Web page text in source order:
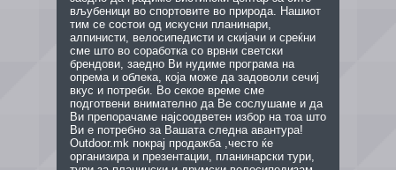
вљубеници во спортовите во природа. Нашиот
тим се состои од искусни планинари,
алпинисти, велосипедисти и скијачи и среќни
сме што во соработка со врвни светски
брендови, заедно Ви нудиме програма на
опрема и облека, која може да задоволи сечиј
вкус и потреби. Во секое време сме
подготвени внимателно да Ве сослушаме и да
Ви препорачаме најсоодветен избор на тоа што
Ви е потребно за Вашата следна авантура!
Outdoor.mk покрај продажба ,често ќе
организира и презентации, планинарски тури,